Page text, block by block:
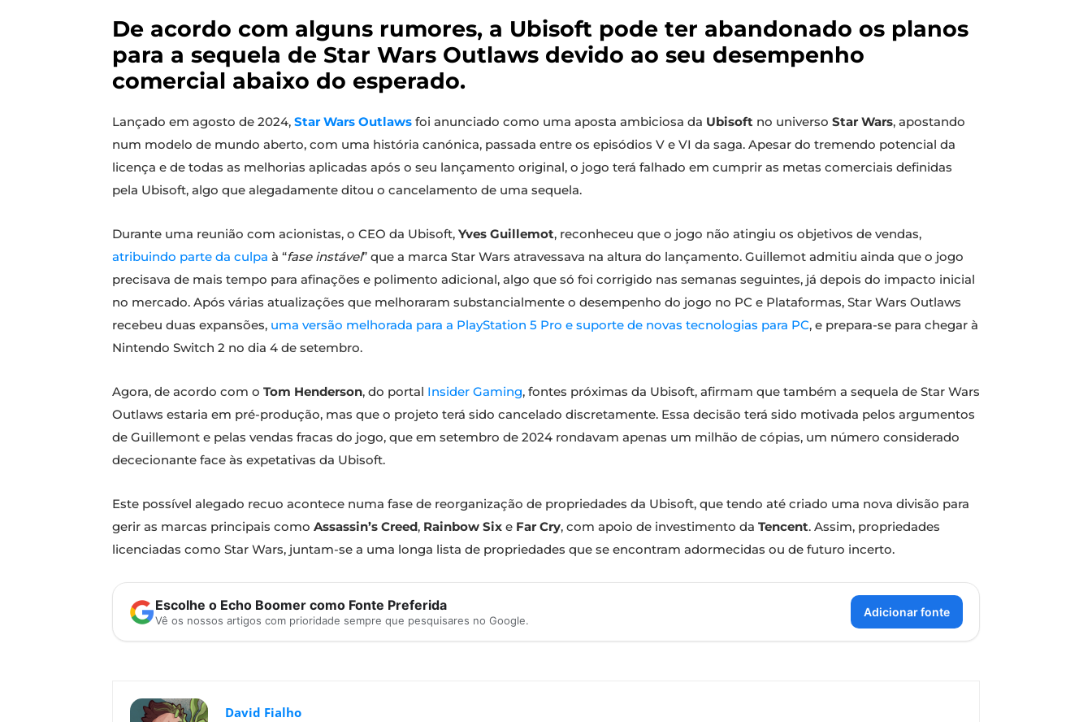
De acordo com alguns rumores, a Ubisoft pode ter abandonado os planos
para a sequela de Star Wars Outlaws devido ao seu desempenho
comercial abaixo do esperado.
Lançado em agosto de 2024, Star Wars Outlaws foi anunciado como uma aposta ambiciosa da Ubisoft no universo Star Wars, apostando
num modelo de mundo aberto, com uma história canónica, passada entre os episódios V e VI da saga. Apesar do tremendo potencial da
licença e de todas as melhorias aplicadas após o seu lançamento original, o jogo terá falhado em cumprir as metas comerciais definidas
pela Ubisoft, algo que alegadamente ditou o cancelamento de uma sequela.
Durante uma reunião com acionistas, o CEO da Ubisoft, Yves Guillemot, reconheceu que o jogo não atingiu os objetivos de vendas,
atribuindo parte da culpa à “fase instável” que a marca Star Wars atravessava na altura do lançamento. Guillemot admitiu ainda que o jogo
precisava de mais tempo para afinações e polimento adicional, algo que só foi corrigido nas semanas seguintes, já depois do impacto inicial
no mercado. Após várias atualizações que melhoraram substancialmente o desempenho do jogo no PC e Plataformas, Star Wars Outlaws
recebeu duas expansões, uma versão melhorada para a PlayStation 5 Pro e suporte de novas tecnologias para PC, e prepara-se para chegar à
Nintendo Switch 2 no dia 4 de setembro.
Agora, de acordo com o Tom Henderson, do portal Insider Gaming, fontes próximas da Ubisoft, afirmam que também a sequela de Star Wars
Outlaws estaria em pré-produção, mas que o projeto terá sido cancelado discretamente. Essa decisão terá sido motivada pelos argumentos
de Guillemont e pelas vendas fracas do jogo, que em setembro de 2024 rondavam apenas um milhão de cópias, um número considerado
dececionante face às expetativas da Ubisoft.
Este possível alegado recuo acontece numa fase de reorganização de propriedades da Ubisoft, que tendo até criado uma nova divisão para
gerir as marcas principais como Assassin’s Creed, Rainbow Six e Far Cry, com apoio de investimento da Tencent. Assim, propriedades
licenciadas como Star Wars, juntam-se a uma longa lista de propriedades que se encontram adormecidas ou de futuro incerto.
Escolhe o Echo Boomer como Fonte Preferida
Vê os nossos artigos com prioridade sempre que pesquisares no Google.
Adicionar fonte
David Fialho